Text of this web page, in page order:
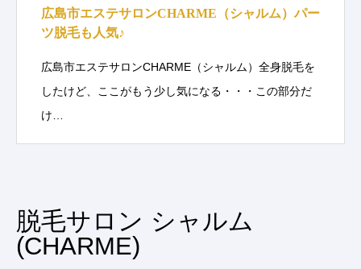
広島市エステサロンCHARME（シャルム）パー
ツ脱毛も人気♪
広島市エステサロンCHARME（シャルム）全身脱毛を
したけど、ここがもう少し気になる・・・この部分だ
け…
脱毛サロン シャルム
(CHARME)